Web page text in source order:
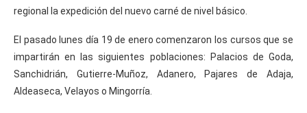
regional la expedición del nuevo carné de nivel básico.
El pasado lunes día 19 de enero comenzaron los cursos que se
impartirán en las siguientes poblaciones: Palacios de Goda,
Sanchidrián, Gutierre-Muñoz, Adanero, Pajares de Adaja,
Aldeaseca, Velayos o Mingorría.